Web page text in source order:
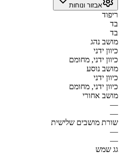
אבזור ונוחות
ריפוד
בד
בד
מושב נהג
כיוון ידני
כיוון ידני, מחומם
מושב נוסע
כיוון ידני
כיוון ידני, מחומם
מושב אחורי
—
—
שורת מושבים שלישית
—
—
גג שמש